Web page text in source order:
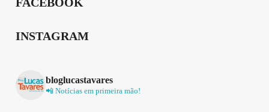
INSTAGRAM
bloglucastavares
📲 Notícias em primeira mão!